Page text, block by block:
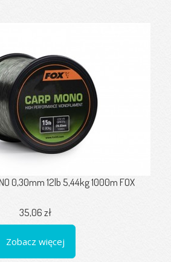
0,30mm 12lb 5,44kg 1000m FOX
35,06 zł
Zobacz więcej